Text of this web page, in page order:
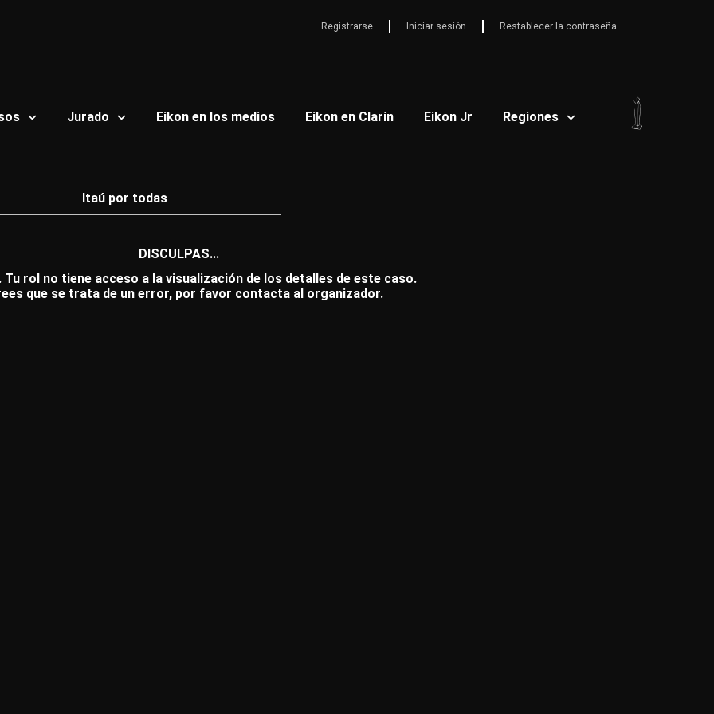
Registrarse Iniciar sesión Restablecer la contraseña
Jurado Eikon en los medios Eikon en Clarín Eikon Jr Regiones
Itaú por todas
DISCULPAS...
Tu rol no tiene acceso a la visualización de los detalles de este caso.
que se trata de un error, por favor contacta al organizador.